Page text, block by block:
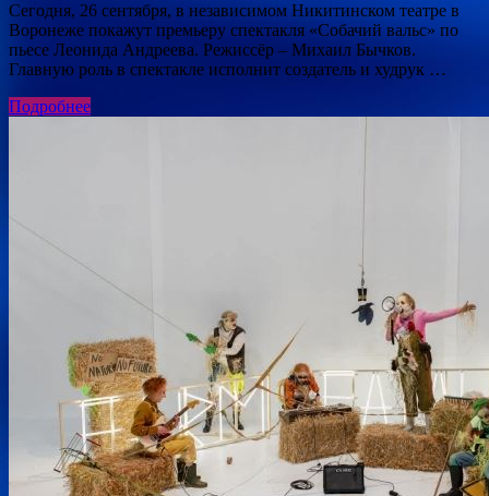
Сегодня, 26 сентября, в независимом Никитинском театре в
Воронеже покажут премьеру спектакля «Собачий вальс» по
пьесе Леонида Андреева. Режиссёр – Михаил Бычков.
Главную роль в спектакле исполнит создатель и худрук …
Подробнее